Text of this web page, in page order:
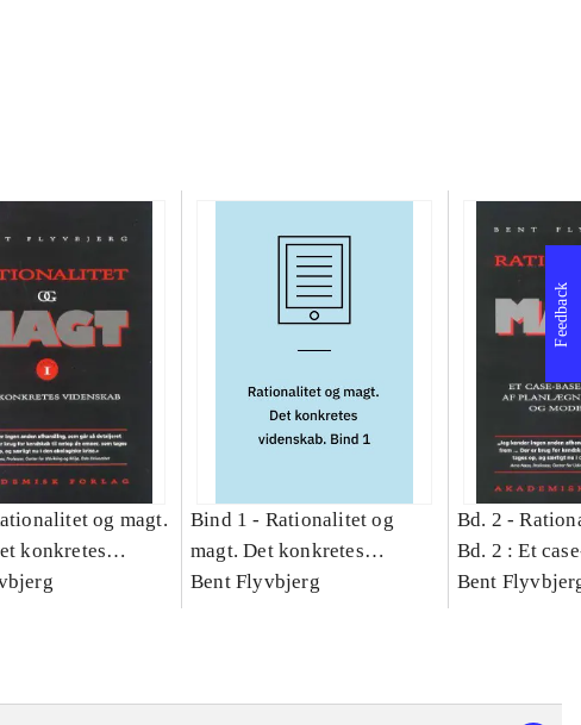
og magt.
konkretes
Bind 1 - Rationalitet og
magt. Det konkretes
videnskab. Bind 1
Bent Flyvbjerg
Bd. 2 -
Bd. 2 : Et
studie af
Bent
Feedback